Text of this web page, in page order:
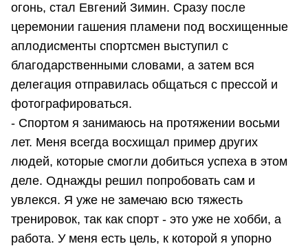
огонь, стал Евгений Зимин. Сразу после
церемонии гашения пламени под восхищенные
аплодисменты спортсмен выступил с
благодарственными словами, а затем вся
делегация отправилась общаться с прессой и
фотографироваться.
- Спортом я занимаюсь на протяжении восьми
лет. Меня всегда восхищал пример других
людей, которые смогли добиться успеха в этом
деле. Однажды решил попробовать сам и
увлекся. Я уже не замечаю всю тяжесть
тренировок, так как спорт - это уже не хобби, а
работа. У меня есть цель, к которой я упорно